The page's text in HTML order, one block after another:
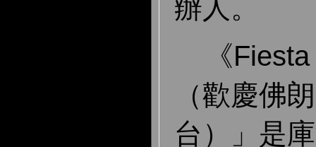
辦人。
《Fiesta
（歡慶佛
台）」是